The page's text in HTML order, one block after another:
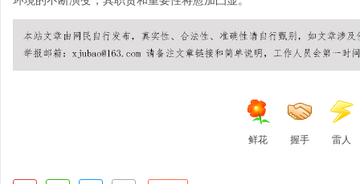
鲜花 握手 雷人